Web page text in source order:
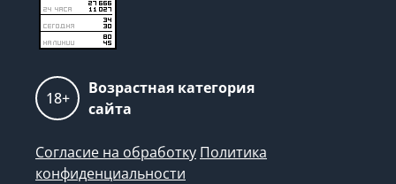
18+
Возрастная категория
сайта
Согласие на обработку Политика
конфиденциальности